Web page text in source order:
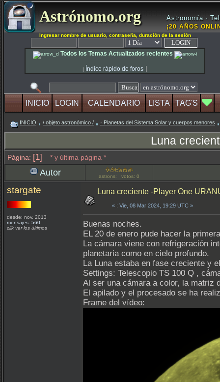
Astrónomo.org Astronomía ·
¡20 AÑOS
Ingresar nombre de usuario, contraseña, duración de la sesión
Todos los Temas Actualizados recientes
| Índice rápido de foros |
INICIO LOGIN CALENDARIO LISTA TAG'S
INICIO / objeto astronómico / · Planetas del Sistema Solar y cuerpos menores
Luna
Página: [1] * y última página *
Autor astrons: votos: 0
stargate
desde: nov, 2013
mensajes: 560
clik ver los últimos
Luna creciente -Player One
« : Vie, 08 Mar 2024, 19:29 UTC »
Buenas noches.
EL 20 de enero pude hacer la
La cámara viene con refrigeración
planetaria como en cielo profundo.
La Luna estaba en fase creciente y
Settings: Telescopio TS 100 Q ,
Al ser una cámara a color, la matriz
El apilado y el procesado se ha
Frame del vídeo: